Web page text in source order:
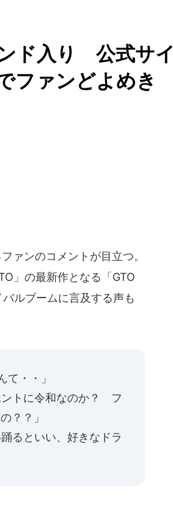
ド入り 公式サイ
ファンどよめき
ァンのコメントが目立つ。
」の最新作となる「GTO
ルブームに言及する声も
て・・」
ントに令和なのか？ フ
？？」
るといい、好きなドラ